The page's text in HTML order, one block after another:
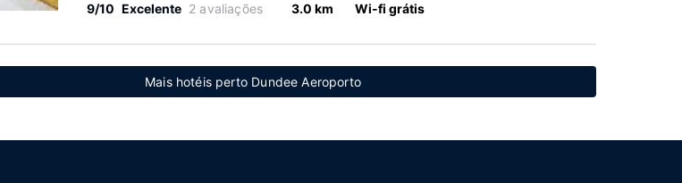
9/10 Excelente 2 avaliações 3.0 km Wi-fi grátis
Mais hotéis perto Dundee Aeroporto